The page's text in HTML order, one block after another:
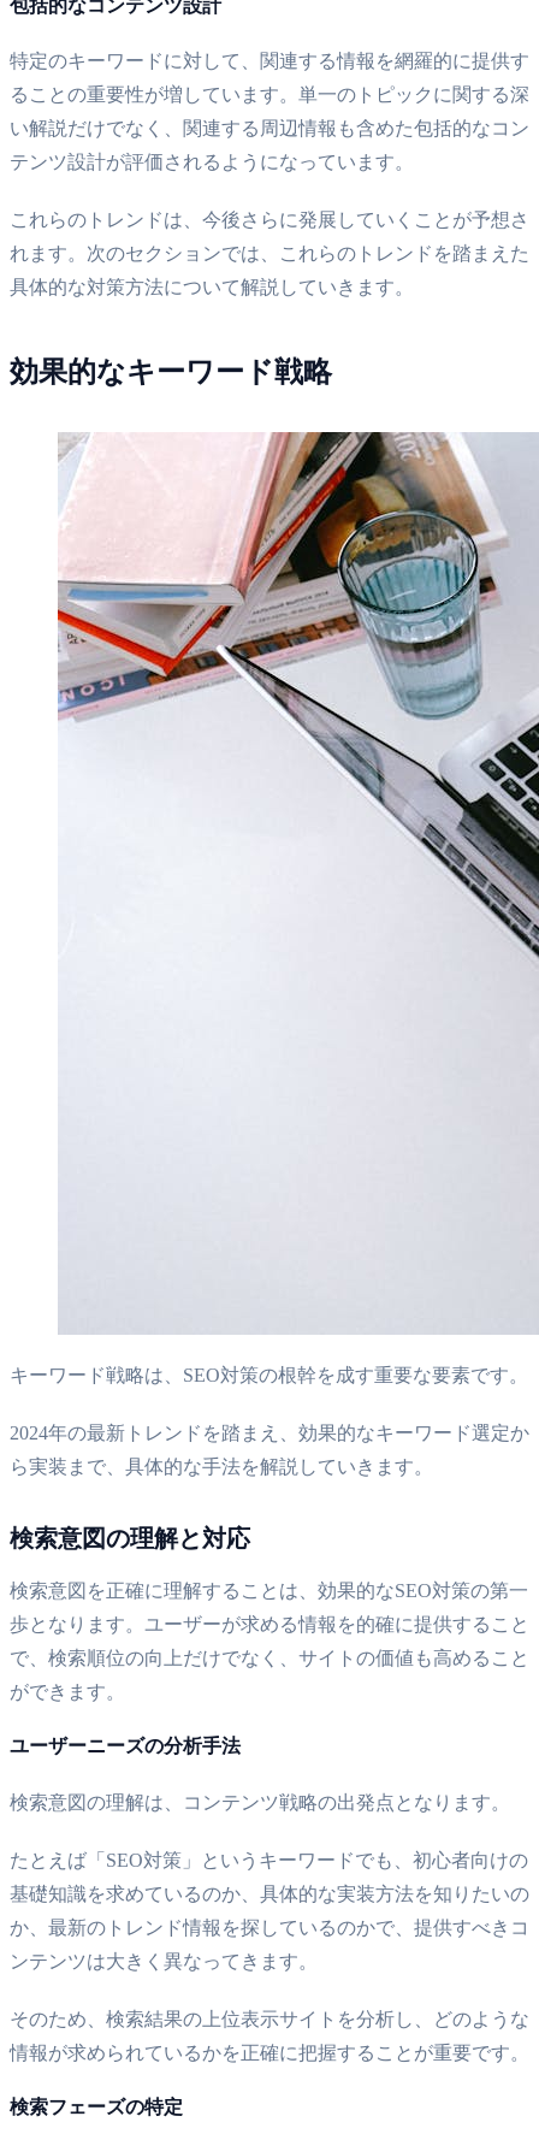
包括的なコンテンツ設計
特定のキーワードに対して、関連する情報を網羅的に提供す
ることの重要性が増しています。単一のトピックに関する深
い解説だけでなく、関連する周辺情報も含めた包括的なコン
テンツ設計が評価されるようになっています。
これらのトレンドは、今後さらに発展していくことが予想さ
れます。次のセクションでは、これらのトレンドを踏まえた
具体的な対策方法について解説していきます。
効果的なキーワード戦略
キーワード戦略は、SEO対策の根幹を成す重要な要素です。
2024年の最新トレンドを踏まえ、効果的なキーワード選定か
ら実装まで、具体的な手法を解説していきます。
検索意図の理解と対応
検索意図を正確に理解することは、効果的なSEO対策の第一
歩となります。ユーザーが求める情報を的確に提供すること
で、検索順位の向上だけでなく、サイトの価値も高めること
ができます。
ユーザーニーズの分析手法
検索意図の理解は、コンテンツ戦略の出発点となります。
たとえば「SEO対策」というキーワードでも、初心者向けの
基礎知識を求めているのか、具体的な実装方法を知りたいの
か、最新のトレンド情報を探しているのかで、提供すべきコ
ンテンツは大きく異なってきます。
そのため、検索結果の上位表示サイトを分析し、どのような
情報が求められているかを正確に把握することが重要です。
検索フェーズの特定